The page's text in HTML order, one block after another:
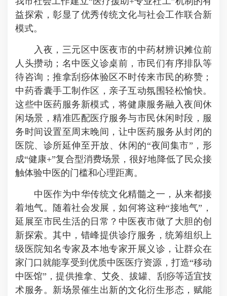
益探索，彰显了优秀传统文化与社会工作联合新
模式。
入夜，三元区中医夜市的中药材辨识摊位前
人头攒动；名中医义诊桌前，市民们有序排队等
待咨询；推拿刮痧体验区不时传来市民的称赞 ；
中药香囊手工制作区，亲子互动氛围轻松愉快。
这些中医药服务新模式，将健康服务融入夜间休
闲场景，精准匹配医疗服务与市民休闲时段，服
务时间设置至周末晚间，让中医药服务从封闭的
医院、诊所延伸至开放 、休闲的“夜间集市”，形
成“健康+”复合型消费场景，很好地降低了民众接
触体验中医的门槛和心理距离。
中医作为中华传统文化精髓之一，从来都接
着地气。随着社会发展，如何将这种“接地气”，
延展至市民生活的日常？ 中医夜市做了大胆的创
新探索。其中，错峰提供诊疗服务，统筹组织上
级医院知名专家及本地专家开展义诊，让群众在
家门口就能享受到优质中医医疗资源，打造“移动
中医馆”，提供推拿、艾灸、拔罐、刮痧等适宜技
术服务。新场景催生出新的文化衍生形态，赋能